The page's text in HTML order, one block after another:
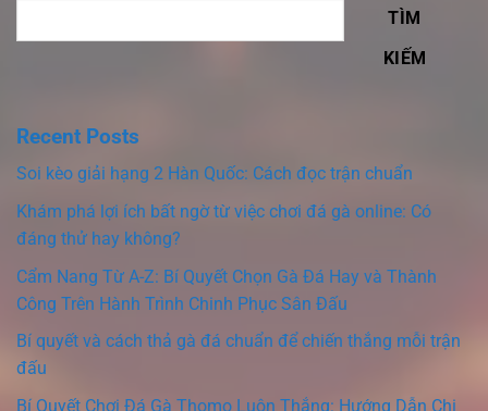
TÌM
KIẾM
Recent Posts
Soi kèo giải hạng 2 Hàn Quốc: Cách đọc trận chuẩn
Khám phá lợi ích bất ngờ từ việc chơi đá gà online: Có
đáng thử hay không?
Cẩm Nang Từ A-Z: Bí Quyết Chọn Gà Đá Hay và Thành
Công Trên Hành Trình Chinh Phục Sân Đấu
Bí quyết và cách thả gà đá chuẩn để chiến thắng mỗi trận
đấu
Bí Quyết Chơi Đá Gà Thomo Luôn Thắng: Hướng Dẫn Chi